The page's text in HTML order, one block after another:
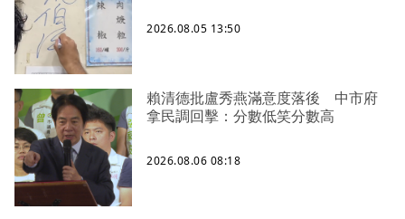
2026.08.05 13:50
賴清德批盧秀燕滿意度落後 中市府
拿民調回擊：分數低笑分數高
2026.08.06 08:18